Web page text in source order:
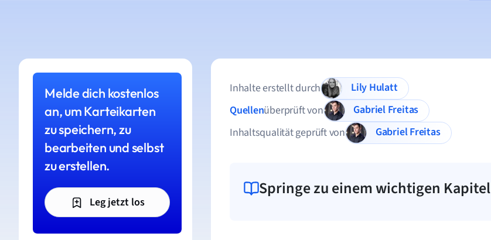
Melde dich kostenlos
an, um Karteikarten
zu speichern, zu
bearbeiten und selbst
zu erstellen.
Leg jetzt los
Inhalte erstellt durch
Lily Hulatt
Quellenüberprüft von
Gabriel Freitas
Inhaltsqualität geprüft von
Gabriel Freitas
Springe zu einem wichtigen Kapitel